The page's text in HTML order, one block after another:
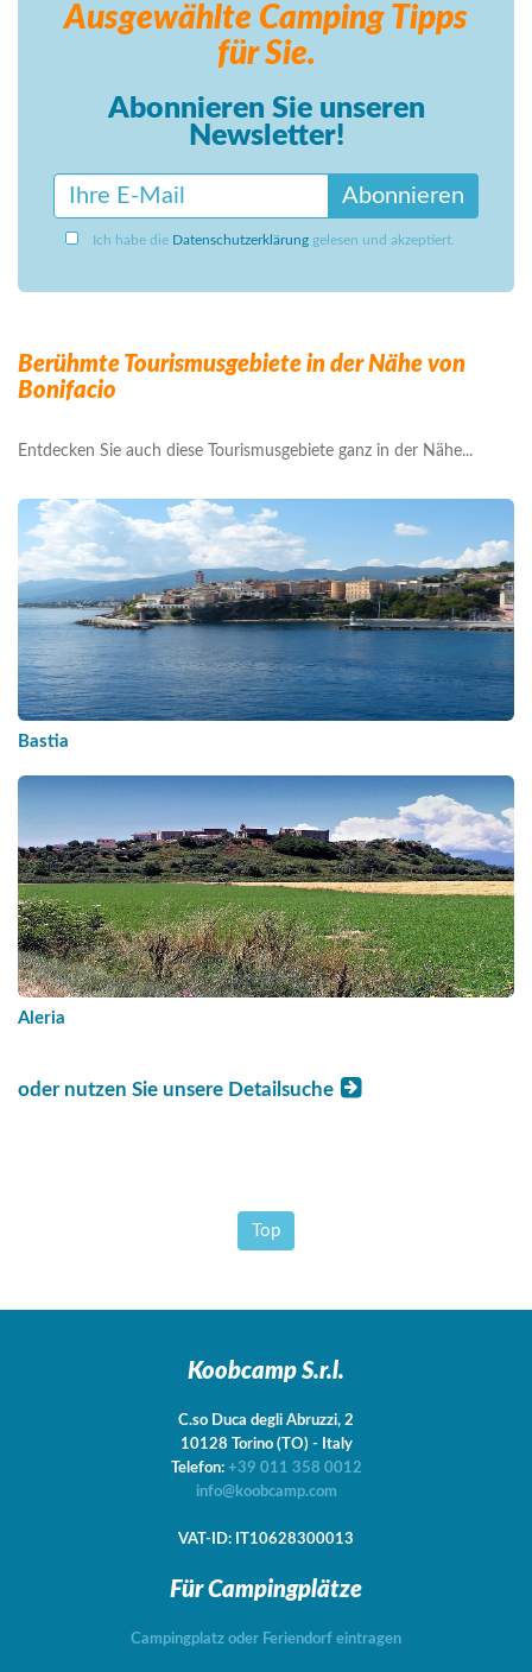
Ausgewählte Camping Tipps
für Sie.
Abonnieren Sie unseren
Newsletter!
Abonnieren
Ich habe die Datenschutzerklärung gelesen und akzeptiert.
Berühmte Tourismusgebiete in der Nähe von
Bonifacio
Entdecken Sie auch diese Tourismusgebiete ganz in der Nähe...
Bastia
Aleria
oder nutzen Sie unsere Detailsuche
Top
Koobcamp S.r.l.
C.so Duca degli Abruzzi, 2
10128 Torino (TO) - Italy
Telefon: +39 011 358 0012
info@koobcamp.com
VAT-ID: IT10628300013
Für Campingplätze
Campingplatz oder Feriendorf eintragen